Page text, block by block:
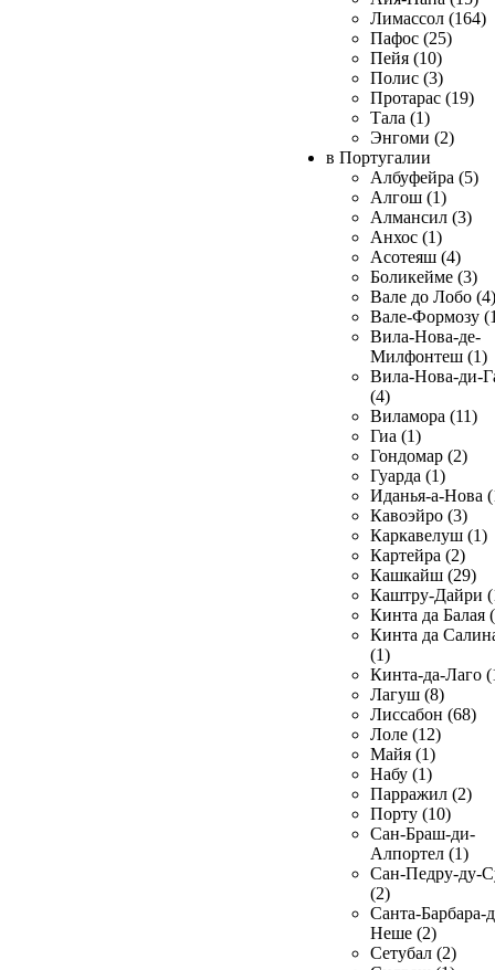
Лимассол (164)
Пафос (25)
Пейя (10)
Полис (3)
Протарас (19)
Тала (1)
Энгоми (2)
в Португалии
Албуфейра (5)
Алгош (1)
Алмансил (3)
Анхос (1)
Асотеяш (4)
Боликейме (3)
Вале до Лобо (4)
Вале-Формозу
Вила-Нова-де-
Милфонтеш (1)
Вила-Нова-ди-
(4)
Виламора (11)
Гиа (1)
Гондомар (2)
Гуарда (1)
Иданья-а-Нова
Кавоэйро (3)
Каркавелуш (1)
Картейра (2)
Кашкайш (29)
Каштру-Дайри
Кинта да Балая
Кинта да
(1)
Кинта-да-Лаго
Лагуш (8)
Лиссабон (68)
Лоле (12)
Майя (1)
Набу (1)
Парражил (2)
Порту (10)
Сан-Браш-ди-
Алпортел (1)
Сан-Педру-ду-
(2)
Санта-Барбара-
Неше (2)
Сетубал (2)